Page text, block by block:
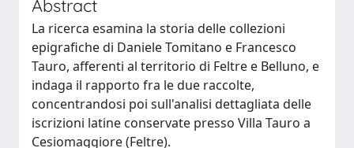
Abstract
La ricerca esamina la storia delle collezioni
epigrafiche di Daniele Tomitano e Francesco
Tauro, afferenti al territorio di Feltre e Belluno, e
indaga il rapporto fra le due raccolte,
concentrandosi poi sull'analisi dettagliata delle
iscrizioni latine conservate presso Villa Tauro a
Cesiomaggiore (Feltre).